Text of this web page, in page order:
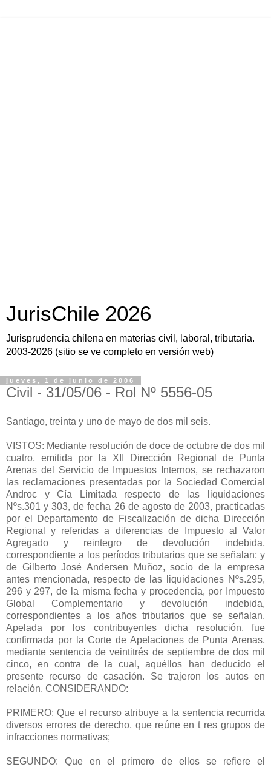
JurisChile 2026
Jurisprudencia chilena en materias civil, laboral, tributaria.
2003-2026 (sitio se ve completo en versión web)
jueves, 1 de junio de 2006
Civil - 31/05/06 - Rol Nº 5556-05
Santiago, treinta y uno de mayo de dos mil seis.
VISTOS: Mediante resolución de doce de octubre de dos mil
cuatro, emitida por la XII Dirección Regional de Punta
Arenas del Servicio de Impuestos Internos, se rechazaron
las reclamaciones presentadas por la Sociedad Comercial
Androc y Cía Limitada respecto de las liquidaciones
Nºs.301 y 303, de fecha 26 de agosto de 2003, practicadas
por el Departamento de Fiscalización de dicha Dirección
Regional y referidas a diferencias de Impuesto al Valor
Agregado y reintegro de devolución indebida,
correspondiente a los períodos tributarios que se señalan; y
de Gilberto José Andersen Muñoz, socio de la empresa
antes mencionada, respecto de las liquidaciones Nºs.295,
296 y 297, de la misma fecha y procedencia, por Impuesto
Global Complementario y devolución indebida,
correspondientes a los años tributarios que se señalan.
Apelada por los contribuyentes dicha resolución, fue
confirmada por la Corte de Apelaciones de Punta Arenas,
mediante sentencia de veintitrés de septiembre de dos mil
cinco, en contra de la cual, aquéllos han deducido el
presente recurso de casación. Se trajeron los autos en
relación. CONSIDERANDO:
PRIMERO: Que el recurso atribuye a la sentencia recurrida
diversos errores de derecho, que reúne en t res grupos de
infracciones normativas;
SEGUNDO: Que en el primero de ellos se refiere el